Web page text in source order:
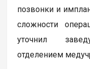
позвонки и
сложности
уточнил
отделением